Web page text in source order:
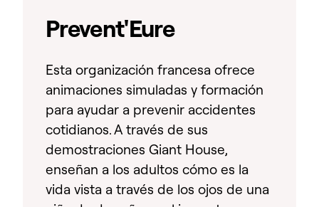
Prevent'Eure
Esta organización francesa ofrece
animaciones simuladas y formación
para ayudar a prevenir accidentes
cotidianos. A través de sus
demostraciones Giant House,
enseñan a los adultos cómo es la
vida vista a través de los ojos de una